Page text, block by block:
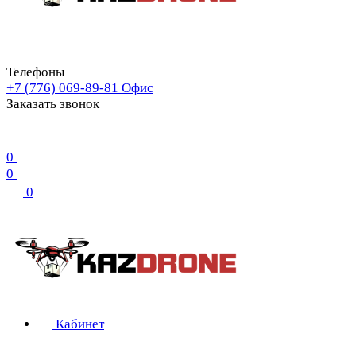
Телефоны
+7 (776) 069-89-81 Офис
Заказать звонок
0
0
0
Кабинет